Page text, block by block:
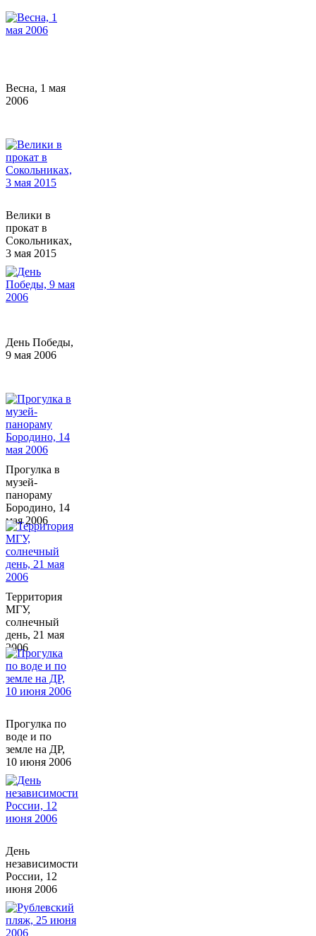
Весна, 1 мая
2006
Велики в
прокат в
Сокольниках,
3 мая 2015
День Победы,
9 мая 2006
Прогулка в
музей-
панораму
Бородино, 14
мая 2006
Территория
МГУ,
солнечный
день, 21 мая
2006
Прогулка по
воде и по
земле на ДР,
10 июня 2006
День
независимости
России, 12
июня 2006